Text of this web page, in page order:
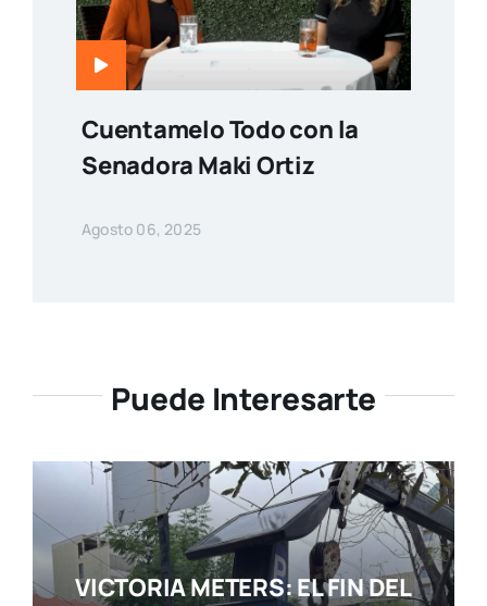
Cuentamelo Todo con la
Senadora Maki Ortiz
Agosto 06, 2025
Puede Interesarte
VICTORIA METERS: EL FIN DEL